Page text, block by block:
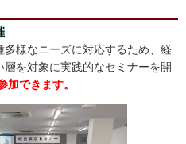
多様なニーズに対応するため、経
を対象に実践的なセミナーを開
加できます。